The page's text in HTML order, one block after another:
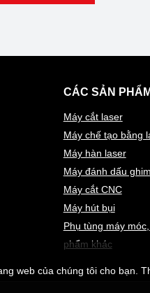
CÁC SẢN PHẨM
Máy cắt laser
Máy chế tạo bằng
Máy hàn laser
Máy đánh dấu ghim
Máy cắt CNC
Máy hút bụi
Phụ tùng máy
phẩm khác
web của chúng tôi cho bạn.